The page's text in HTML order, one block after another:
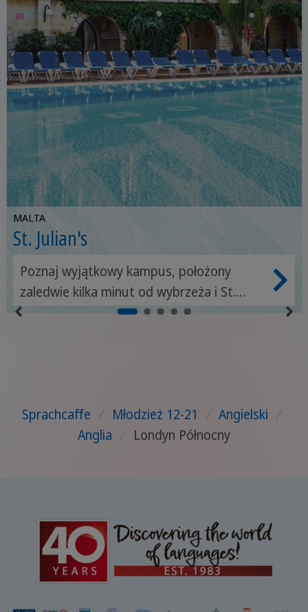
MALTA
St. Julian's
Poznaj wyjątkowy kampus, położony
zaledwie kilka minut od wybrzeża i St.
Julians.
Sprachcaffe / Młodzież 12-21 / Angielski /
Anglia / Londyn Północny